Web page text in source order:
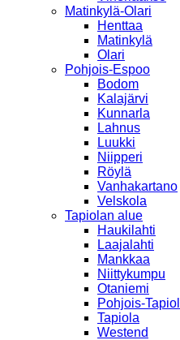
Matinkylä-Olari
Henttaa
Matinkylä
Olari
Pohjois-Espoo
Bodom
Kalajärvi
Kunnarla
Lahnus
Luukki
Niipperi
Röylä
Vanhakartano
Velskola
Tapiolan alue
Haukilahti
Laajalahti
Mankkaa
Niittykumpu
Otaniemi
Pohjois-
Tapiola
Westend